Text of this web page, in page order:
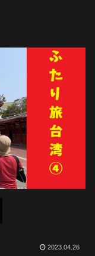
2023.04.26